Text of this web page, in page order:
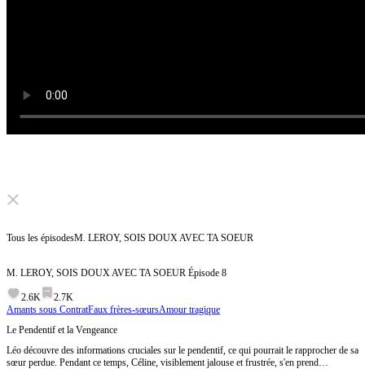
Click to unmute
Tous les épisodesM. LEROY, SOIS DOUX AVEC TA SOEUR
M. LEROY, SOIS DOUX AVEC TA SOEUR Épisode 8
2.6K
2.7K
Amants sous ContratFaux frères-sœursAmour tragique
Le Pendentif et la Vengeance
Léo découvre des informations cruciales sur le pendentif, ce qui pourrait le rapprocher de sa
sœur perdue. Pendant ce temps, Céline, visiblement jalouse et frustrée, s'en prend